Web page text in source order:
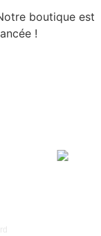
boutique est
!